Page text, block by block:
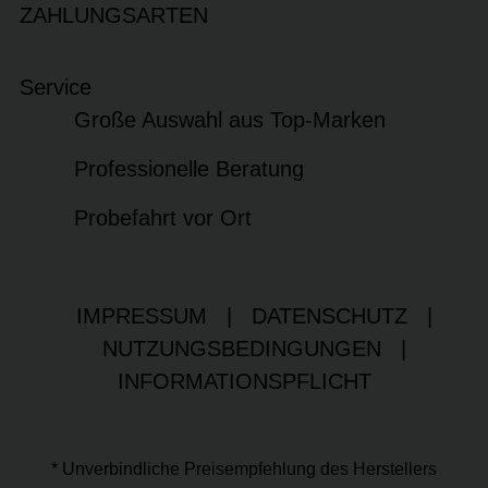
ZAHLUNGSARTEN
Service
Große Auswahl aus Top-Marken
Professionelle Beratung
Probefahrt vor Ort
IMPRESSUM DATENSCHUTZ
NUTZUNGSBEDINGUNGEN
INFORMATIONSPFLICHT
* Unverbindliche Preisempfehlung des Herstellers